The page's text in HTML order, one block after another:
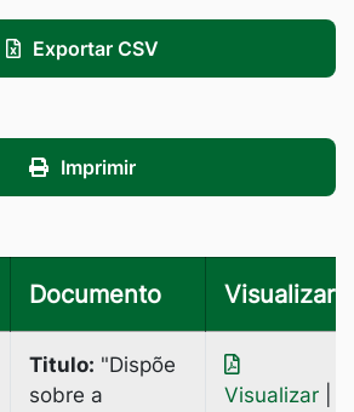
Exportar CSV
Imprimir
Documento Visualizar
Titulo: "Dispõe
sobre a
Visualizar